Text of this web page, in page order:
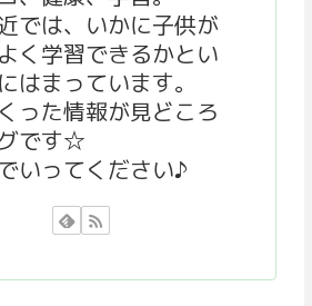
では、いかに子供が
く学習できるかとい
はまっています。
った情報が見どころ
です☆
いってください♪